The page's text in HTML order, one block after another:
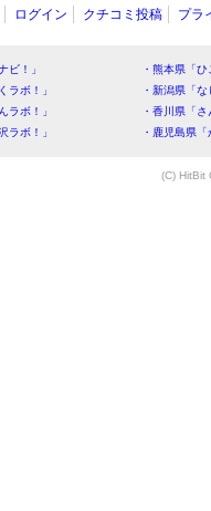
ログイン クチコミ投稿 プラ
ビ！」
・熊本県「
ラボ！」
・新潟県「
ラボ！」
・香川県「
ラボ！」
・鹿児島県
(C) HitBit